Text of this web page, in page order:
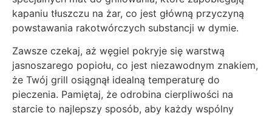
kapaniu tłuszczu na żar, co jest główną przyczyną
powstawania rakotwórczych substancji w dymie.
Zawsze czekaj, aż węgiel pokryje się warstwą
jasnoszarego popiołu, co jest niezawodnym znakiem,
że Twój grill osiągnął idealną temperaturę do
pieczenia. Pamiętaj, że odrobina cierpliwości na
starcie to najlepszy sposób, aby każdy wspólny